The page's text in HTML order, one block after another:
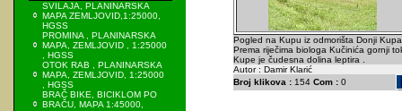
SVILAJA, PLANINARSKA
MAPA ZEMLJOVID,1:25000,
HGSS
PROMINA , PLANINARSKA
MAPA, ZEMLJOVID , 1:25000
, HGSS
OTOK RAB , PLANINARSKA
MAPA, ZEMLJOVID, 1:25000
, HGSS
BRAČ BIKE, BICIKLOM PO
BRAČU, MAPA 1:45000,
Pogled na Kupu iz odmorišta Donji
Prema riječima biologa Kučinića gornji
Kupe je čudesna dolina leptira .
Autor : Damir Klarić
Broj klikova :154 Com :0